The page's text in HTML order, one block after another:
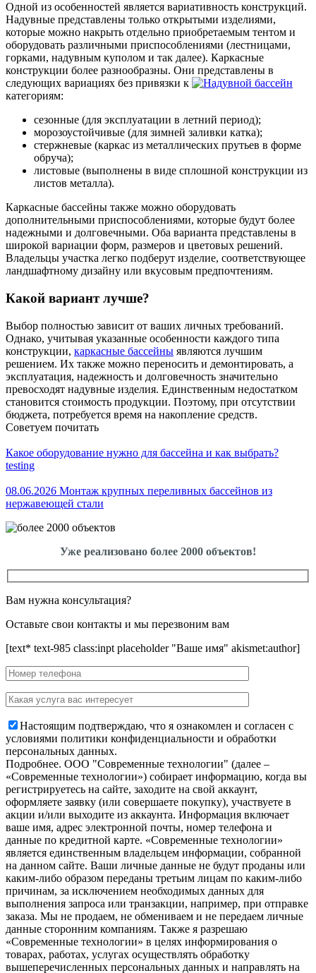
Одной из особенностей является вариативность конструкций.
Надувные представлены только открытыми изделиями,
которые можно накрыть отдельно приобретаемым тентом и
оборудовать различными приспособлениями (лестницами,
горками, надувным куполом и так далее). Каркасные
конструкции более разнообразны. Они представлены в
следующих вариациях без привязки к
категориям:
сезонные (для эксплуатации в летний период);
морозоустойчивые (для зимней заливки катка);
стержневые (каркас из металлических прутьев в форме
обруча);
листовые (выполнены в виде сплошной конструкции из
листов металла).
Каркасные бассейны также можно оборудовать
дополнительными приспособлениями, которые будут более
надежными и долговечными. Оба варианта представлены в
широкой вариации форм, размеров и цветовых решений.
Владельцы участка легко подберут изделие, соответствующее
ландшафтному дизайну или вкусовым предпочтениям.
Какой вариант лучше?
Выбор полностью зависит от ваших личных требований.
Однако, учитывая указанные особенности каждого типа
конструкции, каркасные бассейны являются лучшим
решением. Их также можно переносить и демонтировать, а
эксплуатация, надежность и долговечность значительно
превосходят надувные изделия. Единственным недостатком
становится стоимость продукции. Поэтому, при отсутствии
бюджета, потребуется время на накопление средств.
Советуем почитать
Какое оборудование нужно для бассейна и как выбрать?
testing
08.06.2026 Монтаж крупных переливных бассейнов из
нержавеющей стали
Уже реализовано более 2000 объектов!
Вам нужна консультация?
Оставьте свои контакты и мы перезвоним вам
[text* text-985 class:inpt placeholder "Ваше имя" akismet:author]
Настоящим подтверждаю, что я ознакомлен и согласен с
условиями политики конфиденциальности и обработки
персональных данных.
Подробнее. OOO "Современные технологии" (далее –
«Современные технологии») собирает информацию, когда вы
регистрируетесь на сайте, заходите на свой аккаунт,
оформляете заявку (или совершаете покупку), участвуете в
акции и/или выходите из аккаунта. Информация включает
ваше имя, адрес электронной почты, номер телефона и
данные по кредитной карте. «Современные технологии»
является единственным владельцем информации, собранной
на данном сайте. Ваши личные данные не будут проданы или
каким-либо образом переданы третьим лицам по каким-либо
причинам, за исключением необходимых данных для
выполнения запроса или транзакции, например, при отправке
заказа. Мы не продаем, не обмениваем и не передаем личные
данные сторонним компаниям. Также я разрешаю
«Современные технологии» в целях информирования о
товарах, работах, услугах осуществлять обработку
вышеперечисленных персональных данных и направлять на